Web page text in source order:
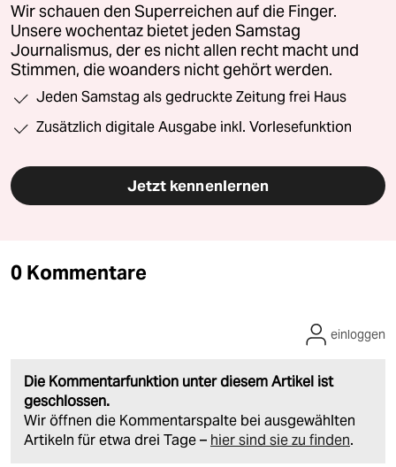
Wir schauen den Superreichen auf die Finger.
Unsere wochentaz bietet jeden Samstag
Journalismus, der es nicht allen recht macht und
Stimmen, die woanders nicht gehört werden.
Jeden Samstag als gedruckte Zeitung frei Haus
Zusätzlich digitale Ausgabe inkl. Vorlesefunktion
Jetzt kennenlernen
0 Kommentare
Die Kommentarfunktion unter diesem Artikel ist
geschlossen.
Wir öffnen die Kommentarspalte bei ausgewählten
Artikeln für etwa drei Tage – hier sind sie zu finden.
einloggen